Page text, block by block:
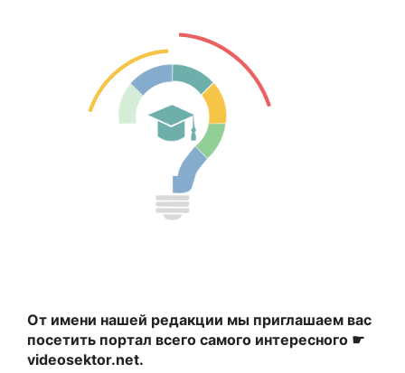
От имени нашей редакции мы приглашаем вас
посетить портал всего самого интересного ☛
videosektor.net.